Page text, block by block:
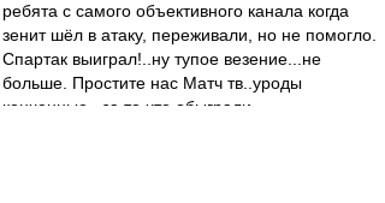
ребята с самого объективного канала когда
зенит шёл в атаку, переживали, но не помогло.
Спартак выиграл!..ну тупое везение...не
больше. Простите нас Матч тв..уроды
конченные.. за то что обыграли